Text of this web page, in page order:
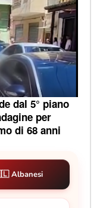
dal 5° piano
per
di 68 anni
Albanesi